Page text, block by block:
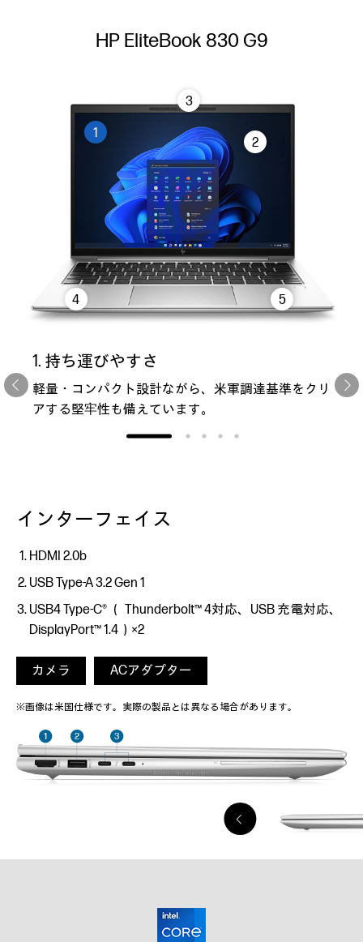
HP EliteBook 830 G9
1
2
3
4 5
1. 持ち運びやすさ
軽量・コンパクト設計ながら、米軍調達基準をクリ
アする堅牢性も備えています。
インターフェイス
HDMI 2.0b
USB Type-A 3.2 Gen 1
USB4 Type-C® （ Thunderbolt™ 4対応、USB 充電対応、
DisplayPort™ 1.4）×2
カメラ ACアダプター
※画像は米国仕様です。実際の製品とは異なる場合があります。